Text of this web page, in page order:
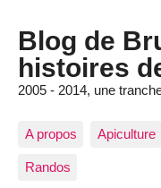
Blog de
histoires
2005 - 2014, une
A propos Apiculture
Randos